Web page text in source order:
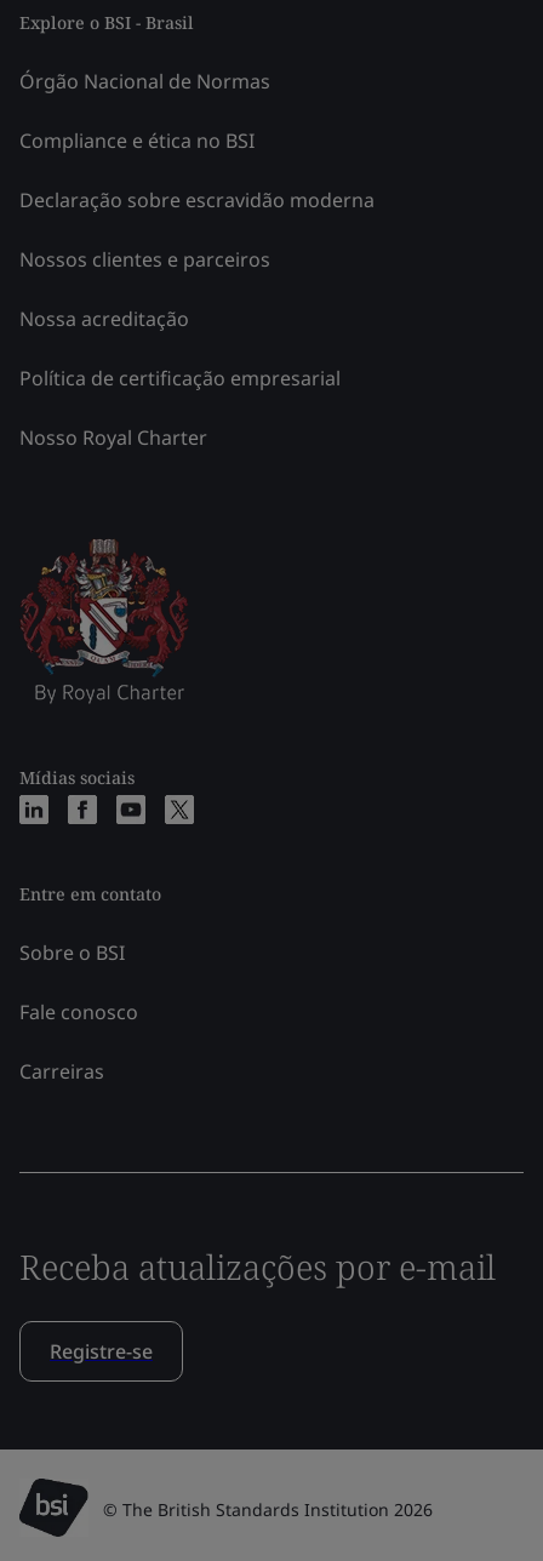
Explore o BSI - Brasil
Órgão Nacional de Normas
Compliance e ética no BSI
Declaração sobre escravidão moderna
Nossos clientes e parceiros
Nossa acreditação
Política de certificação empresarial
Nosso Royal Charter
Mídias sociais
Entre em contato
Sobre o BSI
Fale conosco
Carreiras
Receba atualizações por e-mail
Registre-se
© The British Standards Institution 2026